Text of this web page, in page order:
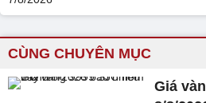
CÙNG CHUYÊN MỤC
Giá